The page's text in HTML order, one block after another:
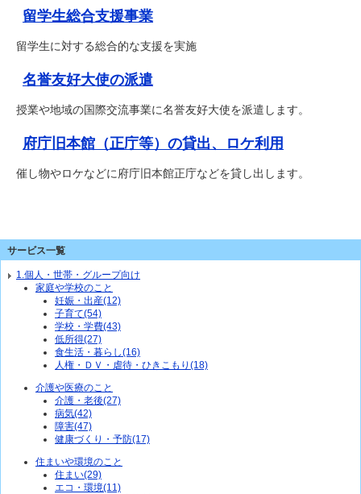
留学生総合支援事業
留学生に対する総合的な支援を実施
名誉友好大使の派遣
授業や地域の国際交流事業に名誉友好大使を派遣します。
府庁旧本館（正庁等）の貸出、ロケ利用
催し物やロケなどに府庁旧本館正庁などを貸し出します。
サービス一覧
1.個人・世帯・グループ向け
家庭や学校のこと
妊娠・出産(12)
子育て(54)
学校・学費(43)
低所得(27)
食生活・暮らし(16)
人権・ＤＶ・虐待・ひきこもり(18)
介護や医療のこと
介護・老後(27)
病気(42)
障害(47)
健康づくり・予防(17)
住まいや環境のこと
住まい(29)
エコ・環境(11)